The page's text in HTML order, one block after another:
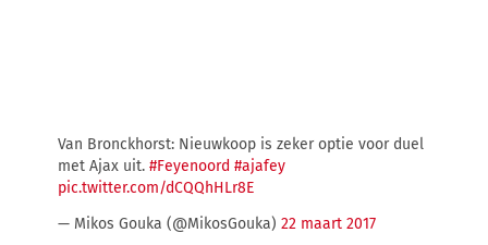
Van Bronckhorst: Nieuwkoop is zeker optie voor duel
met Ajax uit. #Feyenoord #ajafey
pic.twitter.com/dCQQhHLr8E
— Mikos Gouka (@MikosGouka) 22 maart 2017